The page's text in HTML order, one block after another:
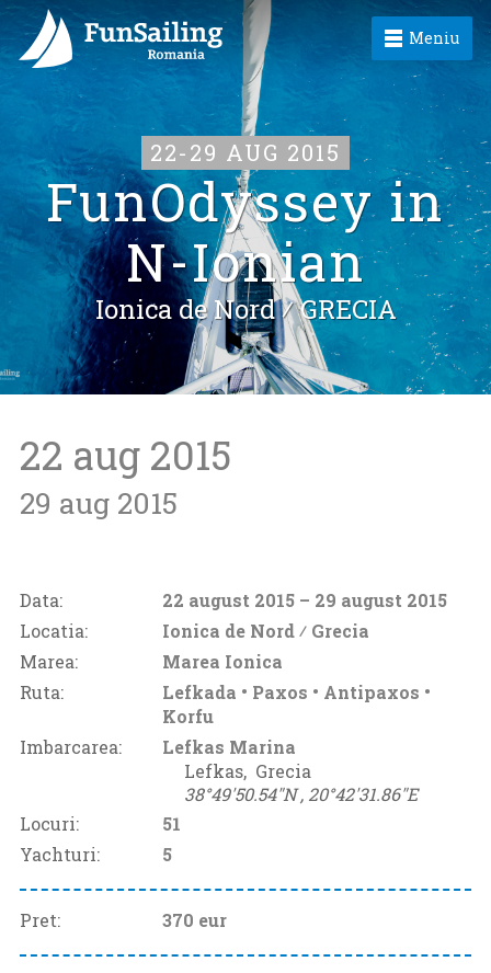
Meniu
22-29 AUG 2015
FunOdyssey in
N-Ionian
Ionica de Nord ⁄GRECIA
22 aug 2015
29 aug 2015
Data: 22 august 2015 – 29 august 2015
Locatia:
Ionica de Nord ⁄ Grecia
Marea:
Marea Ionica
Ruta:
Lefkada • Paxos • Antipaxos •
Korfu
Imbarcarea:
Lefkas Marina
Lefkas‚ Grecia
38°49'50.54"N ‚ 20°42'31.86"E
Locuri:
51
Yachturi:
5
Pret: 370 eur